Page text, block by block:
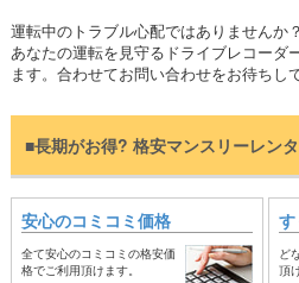
運転中のトラブル心配ではありませんか？
あなたの運転を見守るドライブレコーダ
ます。合わせてお問い合わせをお待ちし
■長期がお得? 格安マンスリーレン
安心のコミコミ価格
全て安心のコミコミの格安価
格でご利用頂けます。
ど
頂